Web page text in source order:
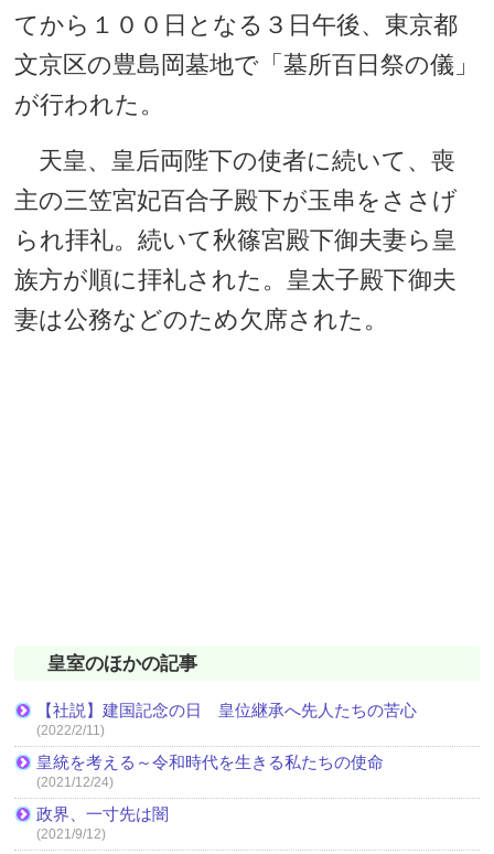
てから１００日となる３日午後、東京都
文京区の豊島岡墓地で「墓所百日祭の儀」
が行われた。
天皇、皇后両陛下の使者に続いて、喪
主の三笠宮妃百合子殿下が玉串をささげ
られ拝礼。続いて秋篠宮殿下御夫妻ら皇
族方が順に拝礼された。皇太子殿下御夫
妻は公務などのため欠席された。
皇室のほかの記事
【社説】建国記念の日 皇位継承へ先人たちの苦心
(2022/2/11)
皇統を考える～令和時代を生きる私たちの使命
(2021/12/24)
政界、一寸先は闇
(2021/9/12)